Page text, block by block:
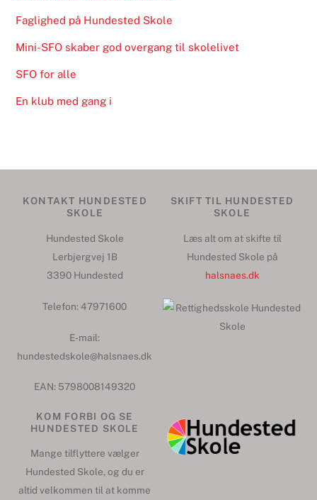
Faglighed på Hundested Skole
Mini-SFO skaber god overgang til skolelivet
SFO for alle
En klub med gang i
KONTAKT HUNDESTED
SKOLE
Hundested Skole
Lerbjergvej 1B
3390 Hundested
Telefon: 47971600
E-mail:
hundestedskole@halsnaes.dk
EAN: 5798008149320
SKIFT TIL HUNDESTED
SKOLE
Læs alt om at skifte til
Hundested Skole på
halsnaes.dk
KOM FORBI OG SE
HUNDESTED SKOLE
Mange tilflyttere vælger
Hundested Skole, og du er
altid velkommen til at komme